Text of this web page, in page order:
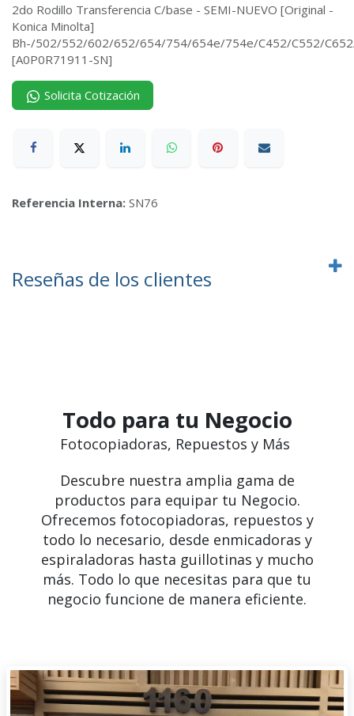
2do Rodillo Transferencia C/base - SEMI-NUEVO [Original -
Konica Minolta]
Bh-/502/552/602/652/654/754/654e/754e/C452/C552/
[A0P0R71911-SN]
Solicita Cotización
Referencia Interna: SN76
Reseñas de los clientes
Todo para tu Negocio
Fotocopiadoras, Repuestos y Más
Descubre nuestra amplia gama de
productos para equipar tu Negocio.
Ofrecemos fotocopiadoras, repuestos y
todo lo necesario, desde enmicadoras y
espiraladoras hasta guillotinas y mucho
más. Todo lo que necesitas para que tu
negocio funcione de manera eficiente.